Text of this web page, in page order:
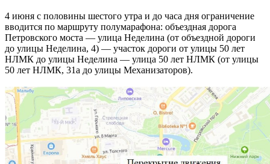
4 июня с половины шестого утра и до часа дня ограничение
вводится по маршруту полумарафона: объездная дорога
Петровского моста — улица Неделина (от объездной дороги
до улицы Неделина, 4) — участок дороги от улицы 50 лет
НЛМК до улицы Неделина — улица 50 лет НЛМК (от улицы
50 лет НЛМК, 31а до улицы Механизаторов).